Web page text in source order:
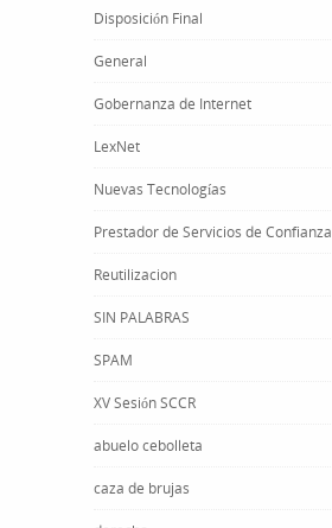
Disposición Final
General
Gobernanza de Internet
LexNet
Nuevas Tecnologías
Prestador de Servicios de Confianza
Reutilizacion
SIN PALABRAS
SPAM
XV Sesión SCCR
abuelo cebolleta
caza de brujas